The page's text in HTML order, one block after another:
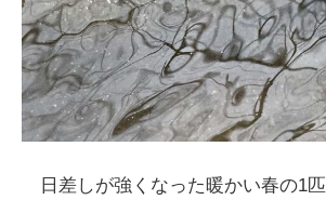
日差しが強くなった暖かい春の1匹